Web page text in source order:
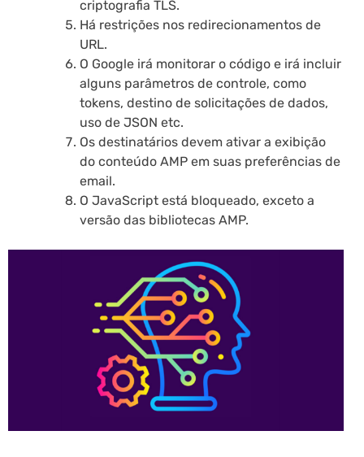
criptografia TLS.
Há restrições nos redirecionamentos de
URL.
O Google irá monitorar o código e irá incluir
alguns parâmetros de controle, como
tokens, destino de solicitações de dados,
uso de JSON etc.
Os destinatários devem ativar a exibição
do conteúdo AMP em suas preferências de
email.
O JavaScript está bloqueado, exceto a
versão das bibliotecas AMP.